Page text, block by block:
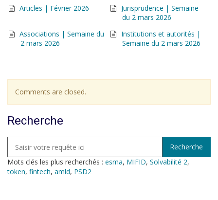
Articles | Février 2026
Jurisprudence | Semaine
du 2 mars 2026
Associations | Semaine du
2 mars 2026
Institutions et autorités |
Semaine du 2 mars 2026
Comments are closed.
Recherche
Mots clés les plus recherchés : esma, MIFID, Solvabilité 2,
token, fintech, amld, PSD2